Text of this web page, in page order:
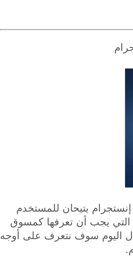
يتيحان للمستخدم
التي يجب أن تعرفها كمسوق
اليوم سوف نتعرف على أوجه